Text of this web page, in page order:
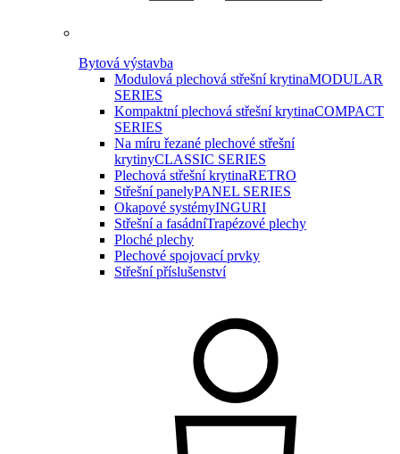
Bytová výstavba
Modulová plechová střešní krytinaMODULAR
SERIES
Kompaktní plechová střešní krytinaCOMPACT
SERIES
Na míru řezané plechové střešní
krytinyCLASSIC SERIES
Plechová střešní krytinaRETRO
Střešní panelyPANEL SERIES
Okapové systémyINGURI
Střešní a fasádníTrapézové plechy
Ploché plechy
Plechové spojovací prvky
Střešní příslušenství